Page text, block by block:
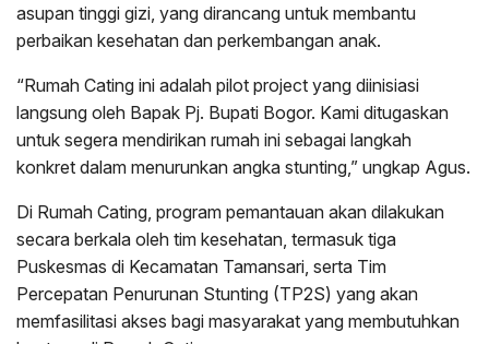
asupan tinggi gizi, yang dirancang untuk membantu
perbaikan kesehatan dan perkembangan anak.
“Rumah Cating ini adalah pilot project yang diinisiasi
langsung oleh Bapak Pj. Bupati Bogor. Kami ditugaskan
untuk segera mendirikan rumah ini sebagai langkah
konkret dalam menurunkan angka stunting,” ungkap Agus.
Di Rumah Cating, program pemantauan akan dilakukan
secara berkala oleh tim kesehatan, termasuk tiga
Puskesmas di Kecamatan Tamansari, serta Tim
Percepatan Penurunan Stunting (TP2S) yang akan
memfasilitasi akses bagi masyarakat yang membutuhkan